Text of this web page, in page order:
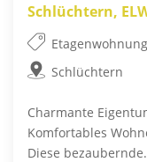
Schlüchtern,
Etagenwohnung
Schlüchtern
Charmante
Komfortables
Diese